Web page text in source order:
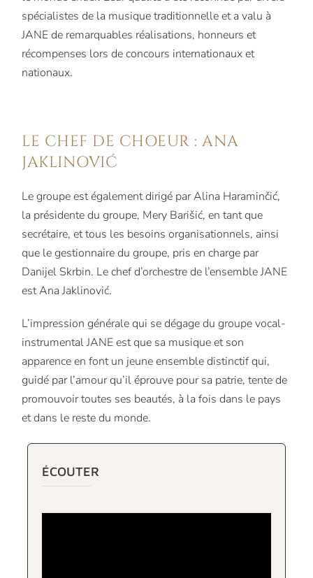
spécialistes de la musique traditionnelle et a valu à
JANE de remarquables réalisations, honneurs et
récompenses lors de concours internationaux et
nationaux.
LE CHEF DE CHOEUR : ANA
JAKLINOVIĆ
Le groupe est également dirigé par Alina Haraminčić,
la présidente du groupe, Mery Barišić, en tant que
secrétaire, et tous les besoins organisationnels, ainsi
que le gestionnaire du groupe, pris en charge par
Danijel Skrbin. Le chef d’orchestre de l’ensemble JANE
est Ana Jaklinović.
L’impression générale qui se dégage du groupe vocal-
instrumental JANE est que sa musique et son
apparence en font un jeune ensemble distinctif qui,
guidé par l’amour qu’il éprouve pour sa patrie, tente de
promouvoir toutes ses beautés, à la fois dans le pays
et dans le reste du monde.
ÉCOUTER